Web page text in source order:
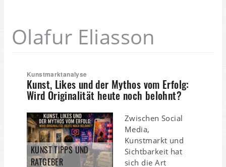
Olafur Eliasson
Kunstmarktanalyse
Kunst, Likes und der Mythos vom Erfolg:
Wird Originalität heute noch belohnt?
KUNST TIPPS UND
RATGEBER
Zwischen Social
Media,
Kunstmarkt und
Sichtbarkeit hat
sich die Art